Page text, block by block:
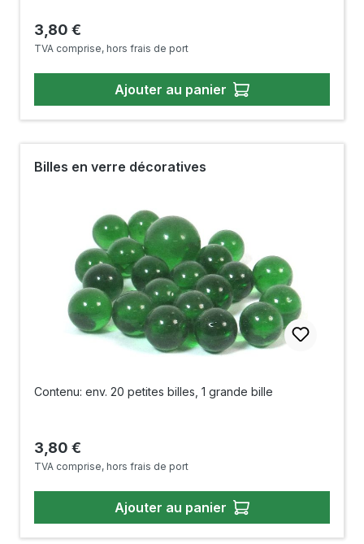
Prix régulier :
3,80 €
TVA comprise, hors frais de port
Ajouter au panier
Billes en verre décoratives
Contenu: env. 20 petites billes, 1 grande bille
Prix régulier :
3,80 €
TVA comprise, hors frais de port
Ajouter au panier